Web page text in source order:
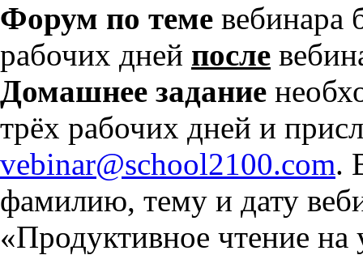
Форум по теме вебинара
рабочих дней после
Домашнее задание
трёх рабочих дней и
vebinar@school2100.com.
фамилию, тему и дату
«Продуктивное чтение на